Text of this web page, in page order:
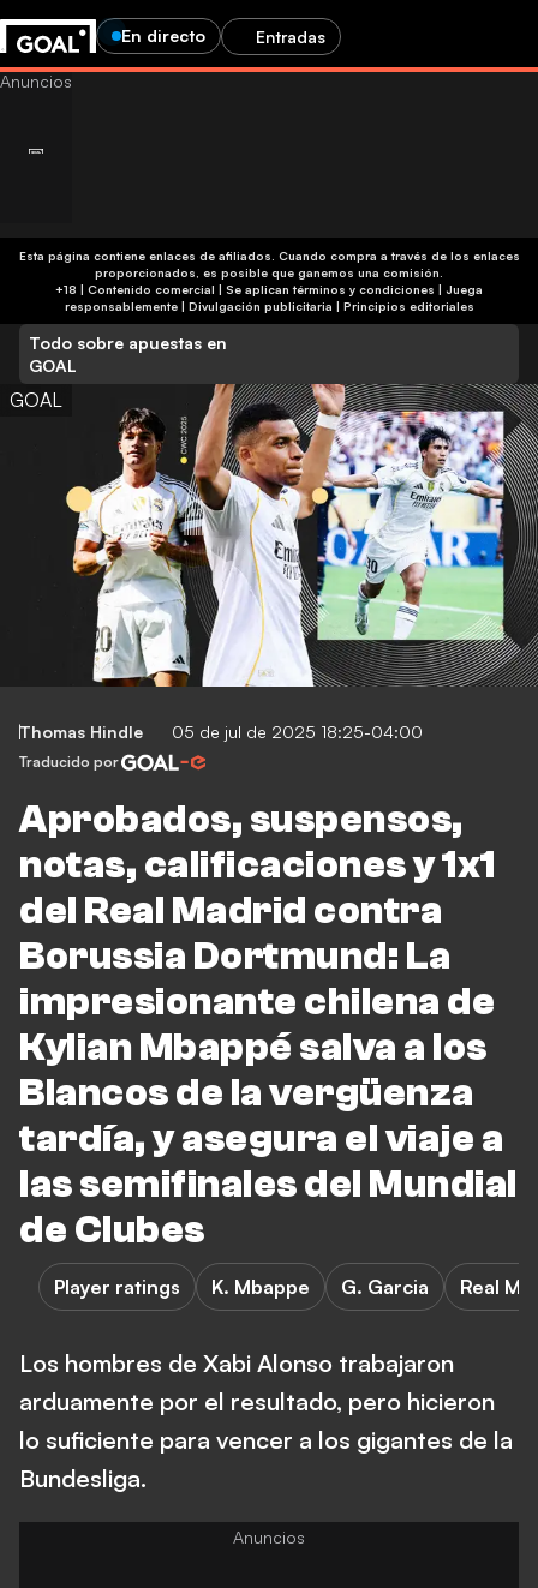
En directo Entradas
Esta página contiene enlaces de afiliados. Cuando compra a través de los enlaces
proporcionados, es posible que ganemos una comisión.
+18 | Contenido comercial | Se aplican términos y condiciones | Juega
responsablemente| Divulgación publicitaria | Principios editoriales
Todo sobre apuestas en
GOAL
GOAL
Thomas Hindle 05 de jul de 2025 18:25-04:00
Traducido por
Aprobados, suspensos,
notas, calificaciones y 1x1
del Real Madrid contra
Borussia Dortmund: La
impresionante chilena de
Kylian Mbappé salva a los
Blancos de la vergüenza
tardía, y asegura el viaje a
las semifinales del Mundial
de Clubes
Player ratings K. Mbappe G. Garcia Real
Los hombres de Xabi Alonso trabajaron
arduamente por el resultado, pero hicieron
lo suficiente para vencer a los gigantes de la
Bundesliga.